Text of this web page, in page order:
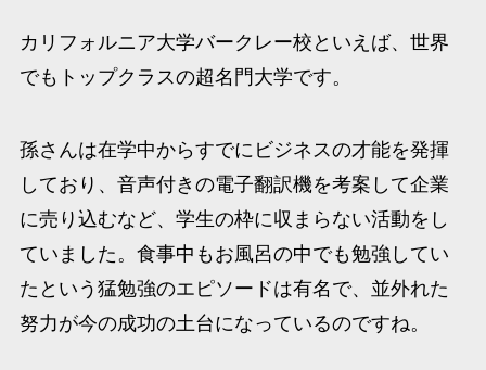
カリフォルニア大学バークレー校といえば、世界
でもトップクラスの超名門大学です。
孫さんは在学中からすでにビジネスの才能を発揮
しており、音声付きの電子翻訳機を考案して企業
に売り込むなど、学生の枠に収まらない活動をし
ていました。食事中もお風呂の中でも勉強してい
たという猛勉強のエピソードは有名で、並外れた
努力が今の成功の土台になっているのですね。